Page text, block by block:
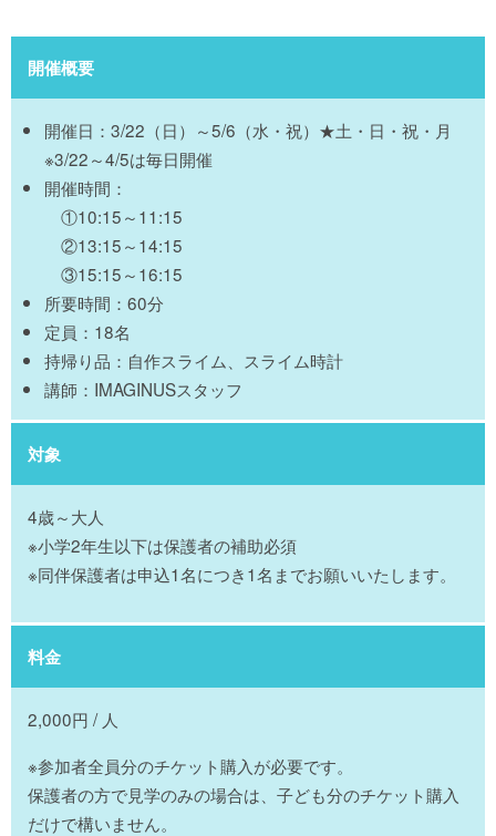
開催概要
開催日：3/22（日）～5/6（水・祝）★土・日・祝・月
※3/22～4/5は毎日開催
開催時間：
①10:15～11:15
②13:15～14:15
③15:15～16:15
所要時間：60分
定員：18名
持帰り品：自作スライム、スライム時計
講師：IMAGINUSスタッフ
対象
4歳～大人
※小学2年生以下は保護者の補助必須
※同伴保護者は申込1名につき1名までお願いいたします。
料金
2,000円 / 人
※参加者全員分のチケット購入が必要です。
保護者の方で見学のみの場合は、子ども分のチケット購入
だけで構いません。